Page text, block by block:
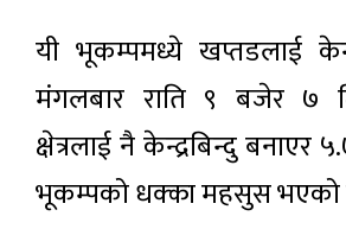
यी भूकम्पमध्ये खप्तडलाई
मंगलबार राति ९ बजेर ७
क्षेत्रलाई नै केन्द्रबिन्दु बनाएर
भूकम्पको धक्का महसुस भएको